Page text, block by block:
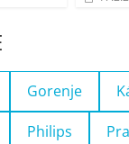
Gorenje
Philips